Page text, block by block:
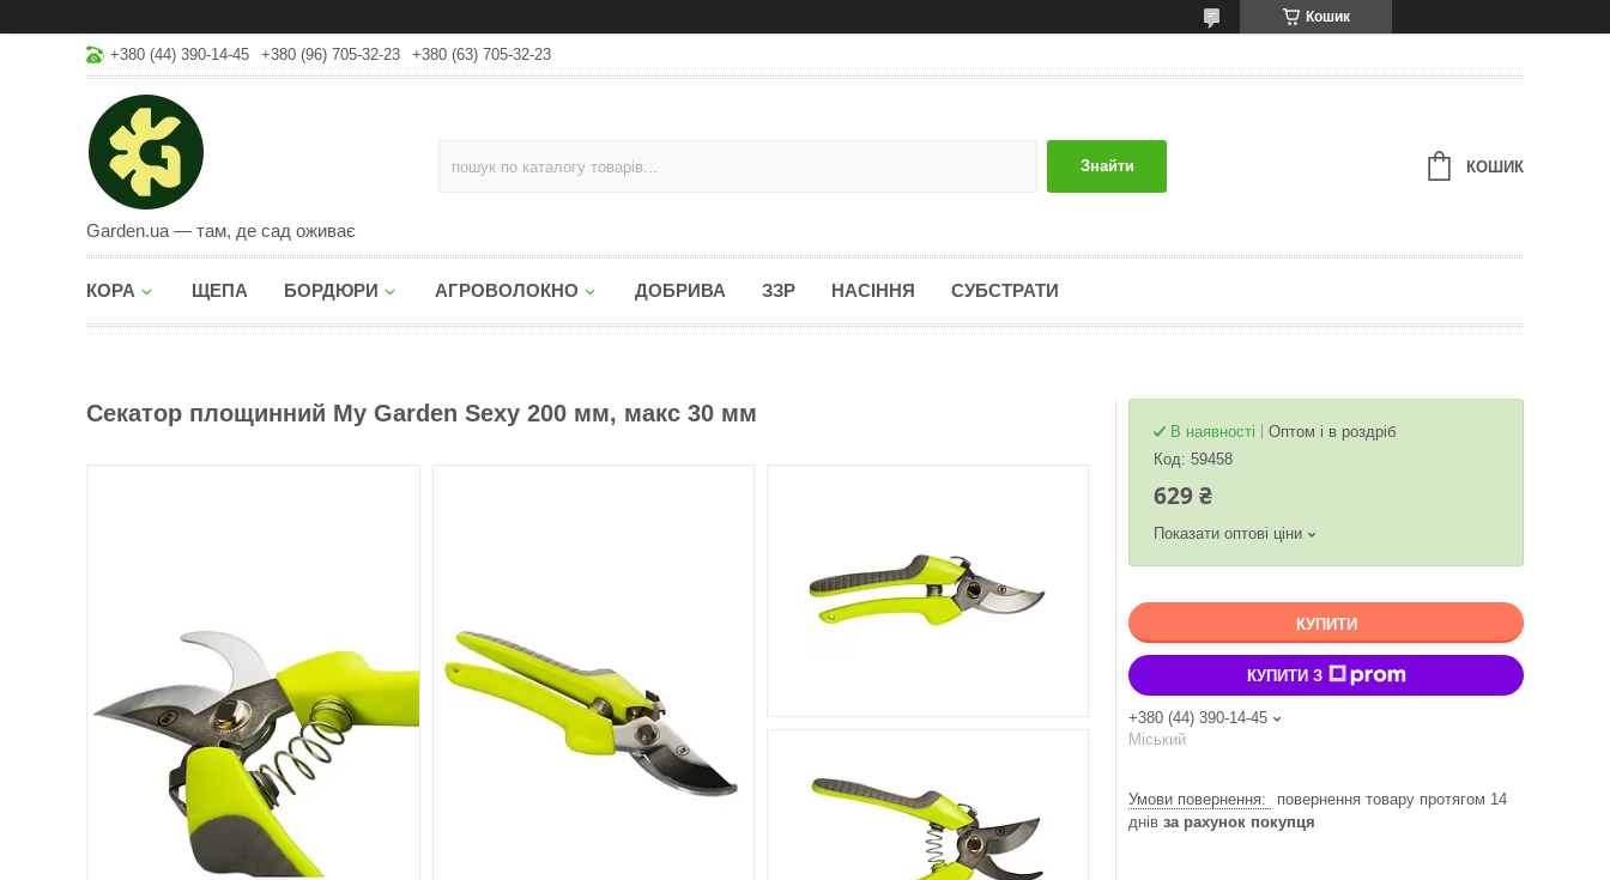
Кошик
+380 (44) 390-14-45 +380 (96) 705-32-23 +380 (63) 705-32-23
Garden.ua — там, де сад оживає
Знайти КОШИК
КОРА ЩЕПА БОРДЮРИ АГРОВОЛОКНО ДОБРИВА ЗЗР НАСІННЯ СУБСТРАТИ
Секатор площинний My Garden Sexy 200 мм, макс 30 мм
В наявності
Оптом і в роздріб
Код: 59458
629 ₴
Показати оптові ціни
КУПИТИ
КУПИТИ З
+380 (44) 390-14-45
Міський
повернення товару протягом 14
днів за рахунок покупця